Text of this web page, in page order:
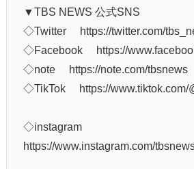
▼TBS NEWS 公式SNS
◇Twitter https://twitter.com/
◇Facebook https://
◇note https://note.com/
◇TikTok https://www.tiktok.com/
◇instagram
https://www.instagram.com/